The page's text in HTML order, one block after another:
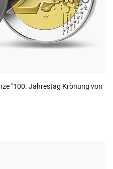
"100. Jahrestag Krönung von